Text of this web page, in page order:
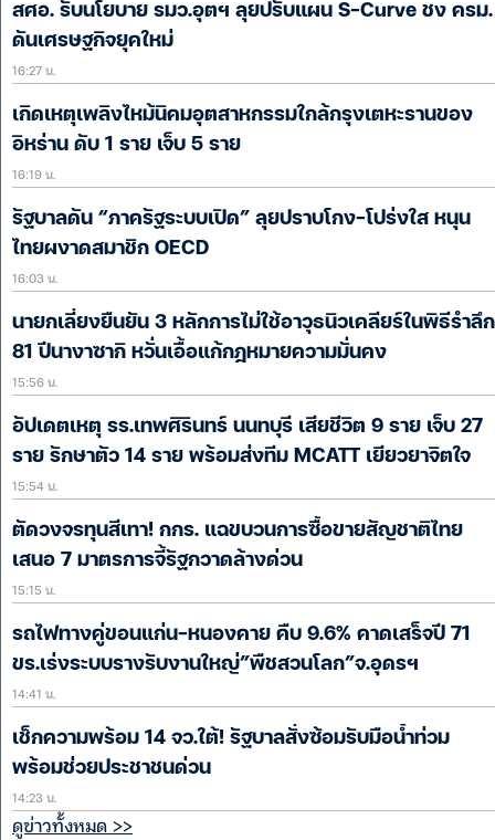
สศอ. รับนโยบาย รมว.อุตฯ ลุยปรับแผน S-Curve ชง ครม.
ดันเศรษฐกิจยุคใหม่
16:27 น.
เกิดเหตุเพลิงไหม้นิคมอุตสาหกรรมใกล้กรุงเตหะรานของ
อิหร่าน ดับ 1 ราย เจ็บ 5 ราย
16:19 น.
รัฐบาลดัน “ภาครัฐระบบเปิด” ลุยปราบโกง-โปร่งใส หนุน
ไทยผงาดสมาชิก OECD
16:03 น.
นายกเลี่ยงยืนยัน 3 หลักการไม่ใช้อาวุธนิวเคลียร์ในพิธีรำลึก
81 ปีนางาซากิ หวั่นเอื้อแก้กฎหมายความมั่นคง
15:56 น.
อัปเดตเหตุ รร.เทพศิรินทร์ นนทบุรี เสียชีวิต 9 ราย เจ็บ 27
ราย รักษาตัว 14 ราย พร้อมส่งทีม MCATT เยียวยาจิตใจ
15:54 น.
ตัดวงจรทุนสีเทา! กกร. แฉขบวนการซื้อขายสัญชาติไทย
เสนอ 7 มาตรการจี้รัฐกวาดล้างด่วน
15:15 น.
รถไฟทางคู่ขอนแก่น-หนองคาย คืบ 9.6% คาดเสร็จปี 71
ขร.เร่งระบบรางรับงานใหญ่”พืชสวนโลก”จ.อุดรฯ
14:41 น.
เช็กความพร้อม 14 จว.ใต้! รัฐบาลสั่งซ้อมรับมือน้ำท่วม
พร้อมช่วยประชาชนด่วน
14:23 น.
ดูข่าวทั้งหมด >>